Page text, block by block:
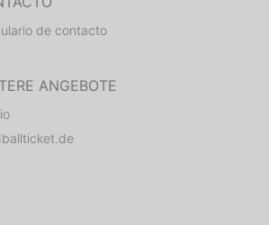
de contacto
ANGEBOTE